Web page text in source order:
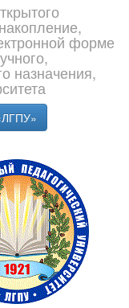
форме
назначения,